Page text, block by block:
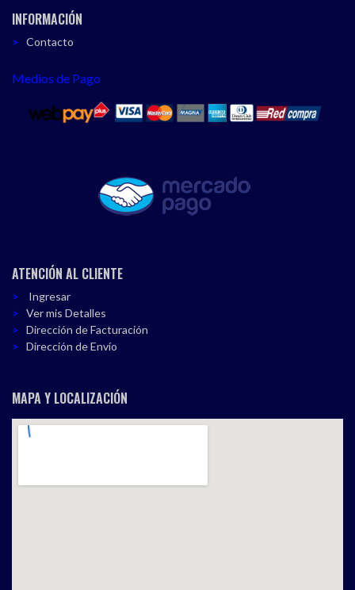
INFORMACIÓN
Contacto
Medios de Pago
ATENCIÓN AL CLIENTE
Ingresar
Ver mis Detalles
Dirección de Facturación
Dirección de Envío
MAPA Y LOCALIZACIÓN